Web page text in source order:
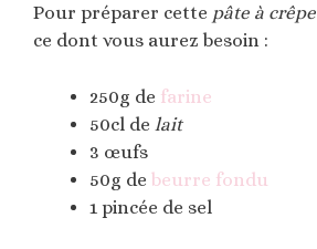
Pour préparer cette pâte à crêpe
ce dont vous aurez besoin :
250g de farine
50cl de lait
3 œufs
50g de beurre fondu
1 pincée de sel